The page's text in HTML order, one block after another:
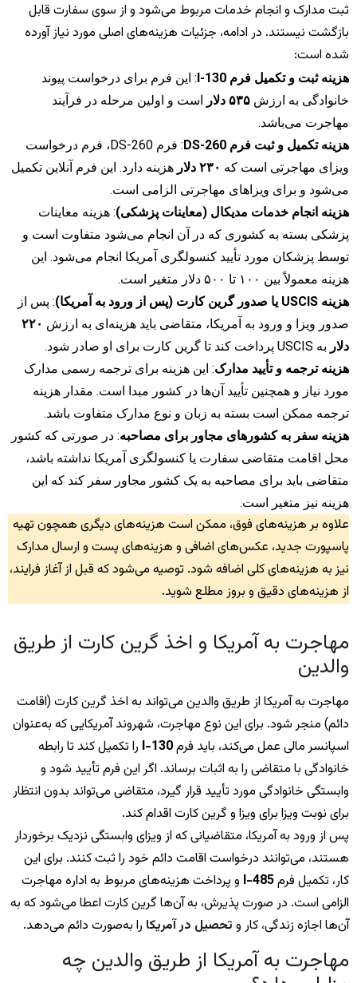
ثبت مدارک و انجام خدمات مربوط می‌شود و از سوی سفارت قابل
بازگشت نیستند. در ادامه، جزئیات هزینه‌های اصلی مورد نیاز آورده
شده است:
هزینه ثبت و تکمیل فرم I-130
: این فرم برای درخواست پیوند
خانوادگی به ارزش ۵۳۵ دلار
است و اولین مرحله در فرآیند
مهاجرت می‌باشد.
هزینه تکمیل و ثبت فرم DS-260
: فرم DS-260، فرم درخواست
ویزای مهاجرتی است که ۲۳۰ دلار
هزینه دارد. این فرم آنلاین تکمیل
می‌شود و برای ویزاهای مهاجرتی الزامی است.
هزینه انجام خدمات مدیکال (معاینات پزشکی): هزینه معاینات
پزشکی بسته به کشوری که در آن انجام می‌شود متفاوت است و
توسط پزشکان مورد تأیید کنسولگری آمریکا انجام می‌شود. این
هزینه معمولاً بین ۱۰۰ تا ۵۰۰ دلار متغیر است.
هزینه USCIS یا صدور گرین کارت (پس از ورود به آمریکا)
: پس از
صدور ویزا و ورود به آمریکا، متقاضی باید هزینه‌ای به ارزش ۲۲۰
دلار به USCIS پرداخت کند تا گرین کارت برای او صادر شود.
هزینه ترجمه و تأیید مدارک: این هزینه برای ترجمه رسمی مدارک
مورد نیاز و همچنین تأیید آن‌ها در کشور مبدا است. مقدار هزینه
ترجمه ممکن است بسته به زبان و نوع مدارک متفاوت باشد.
هزینه سفر به کشورهای مجاور برای مصاحبه: در صورتی که کشور
محل اقامت متقاضی سفارت یا کنسولگری آمریکا نداشته باشد،
متقاضی باید برای مصاحبه به یک کشور مجاور سفر کند که این
هزینه نیز متغیر است.
علاوه بر هزینه‌های فوق، ممکن است هزینه‌های دیگری همچون تهیه
پاسپورت جدید، عکس‌های اضافی و هزینه‌های پست و ارسال مدارک
نیز به هزینه‌های کلی اضافه شود. توصیه می‌شود که قبل از آغاز فرایند،
از هزینه‌های دقیق و بروز مطلع شوید.
مهاجرت به آمریکا و اخذ گرین کارت از طریق
والدین
مهاجرت به آمریکا از طریق والدین می‌تواند به اخذ گرین کارت (اقامت
دائم) منجر شود. برای این نوع مهاجرت، شهروند آمریکایی که به‌عنوان
اسپانسر مالی عمل می‌کند، باید فرمI-130 را تکمیل کند تا رابطه
خانوادگی با متقاضی را به اثبات برساند. اگر این فرم تأیید شود و
وابستگی خانوادگی مورد تأیید قرار گیرد، متقاضی می‌تواند بدون انتظار
برای نوبت ویزا برای ویزا و گرین کارت اقدام کند.
پس از ورود به آمریکا، متقاضیانی که از ویزای وابستگی نزدیک برخوردار
هستند، می‌توانند درخواست اقامت دائم خود را ثبت کنند. برای این
کار، تکمیل فرمI-485 و پرداخت هزینه‌های مربوط به اداره مهاجرت
الزامی است. در صورت پذیرش، به آن‌ها گرین کارت اعطا می‌شود که به
آن‌ها اجازه زندگی، کار و تحصیل در آمریکا را به‌صورت دائم می‌دهد.
مهاجرت به آمریکا از طریق والدین چه